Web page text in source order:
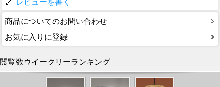
レビューを書く
商品についてのお問い合わせ
お気に入りに登録
閲覧数ウイークリーランキング